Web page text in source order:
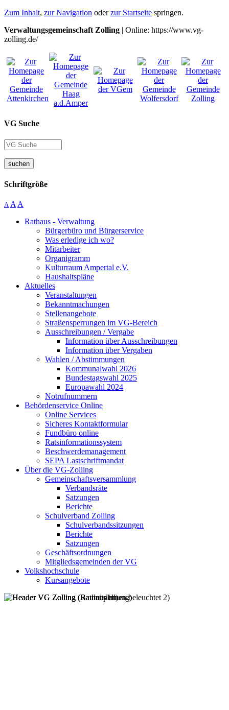
Zum Inhalt, zur Navigation oderzur Startseite springen.
Verwaltungsgemeinschaft Zolling | Online: https://www.vg-
zolling.de/
VG Suche
suchen
Schriftgröße
A A A
Rathaus - Verwaltung
Bürgerbüro und Bürgerservice
Was erledige ich wo?
Mitarbeiter
Organigramm
Kulturraum Ampertal e.V.
Haushaltspläne
Aktuelles
Veranstaltungen
Bekanntmachungen
Stellenangebote
Straßensperrungen im VG-Bereich
Ausschreibungen / Vergabe
Information über Ausschreibungen
Information über Vergaben
Wahlen / Abstimmungen
Kommunalwahl 2026
Bundestagswahl 2025
Europawahl 2024
Notrufnummern
Behördenservice Online
Online Services
Sicheres Kontaktformular
Fundbüro online
Ratsinformationssystem
Beschwerdemanagement
SEPA Lastschriftmandat
Über die VG-Zolling
Gemeinschaftsversammlung
Verbandsräte
Satzungen
Berichte
Schulverband Zolling
Schulverbandssitzungen
Berichte
Satzungen
Geschäftsordnungen
Mitgliedsgemeinden der VG
Volkshochschule
Kursangebote